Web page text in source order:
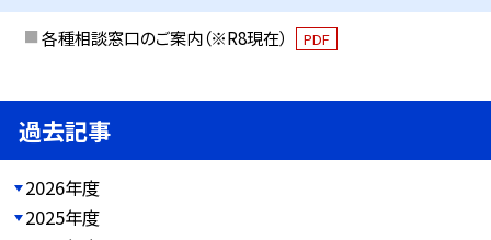
各種相談窓口のご案内（※R8現在） PDF
過去記事
2026年度
2025年度